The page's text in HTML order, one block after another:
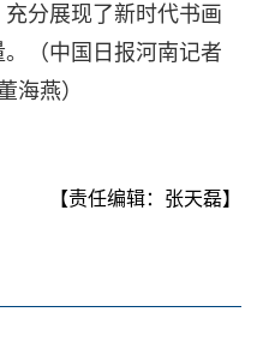
分展现了新时代书画
（中国日报河南记者
海燕）
【责任编辑：张天磊】